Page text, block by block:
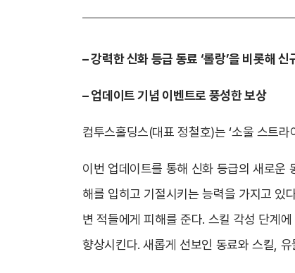
–강력한 신화 등급 동료 ‘롤랑’을 비롯해 신
–업데이트 기념 이벤트로 풍성한 보상
컴투스홀딩스(대표 정철호)는 ‘소울 스트
이번 업데이트를 통해 신화 등급의 새로운
해를 입히고 기절시키는 능력을 가지고 있
변 적들에게 피해를 준다. 스킬 각성 단계
향상시킨다. 새롭게 선보인 동료와 스킬,